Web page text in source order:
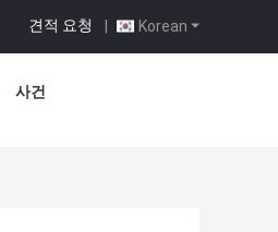
Korean
견적 요청 |
사건